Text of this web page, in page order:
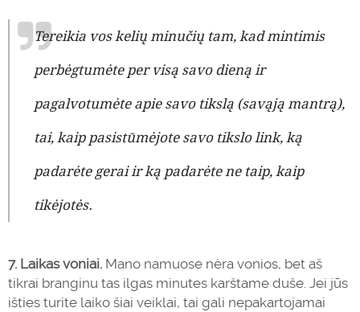
Tereikia vos kelių minučių tam, kad mintimis
perbėgtumėte per visą savo dieną ir
pagalvotumėte apie savo tikslą (savąją mantrą),
tai, kaip pasistūmėjote savo tikslo link, ką
padarėte gerai ir ką padarėte ne taip, kaip
tikėjotės.
7. Laikas voniai. Mano namuose nėra vonios, bet aš
tikrai branginu tas ilgas minutes karštame duše. Jei jūs
išties turite laiko šiai veiklai, tai gali nepakartojamai